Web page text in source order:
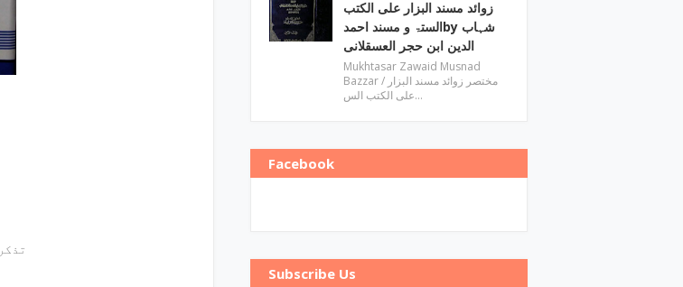
زوائد مسند البزار علی الکتب
الستۃ و مسند احمدby ‎شہاب
الدین ابن حجر العسقلانی
Mukhtasar Zawaid Musnad
Bazzar ‎/ مختصر زوائد مسند البزار
علی الکتب الس…
Facebook
Subscribe Us